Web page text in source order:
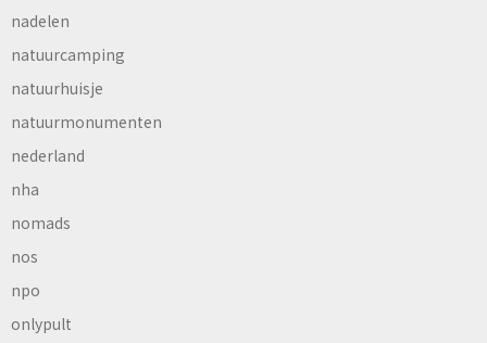
nadelen
natuurcamping
natuurhuisje
natuurmonumenten
nederland
nha
nomads
nos
npo
onlypult